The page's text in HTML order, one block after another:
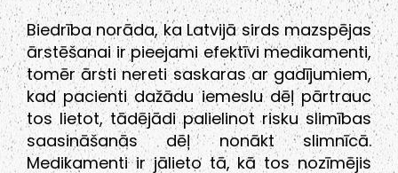
Biedrība norāda, ka Latvijā sirds mazspējas
ārstēšanai ir pieejami efektīvi medikamenti,
tomēr ārsti nereti saskaras ar gadījumiem,
kad pacienti dažādu iemeslu dēļ pārtrauc
tos lietot, tādējādi palielinot risku slimības
saasināšanās dēļ nonākt slimnīcā.
Medikamenti ir jālieto tā, kā tos nozīmējis